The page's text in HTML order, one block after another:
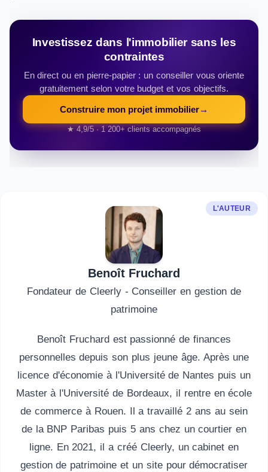
Investissez dans l'immobilier sans les
contraintes
En direct ou en pierre-papier : un conseiller vous oriente
gratuitement selon votre budget et vos objectifs.
Construire mon projet immobilier→
★ 4,9/5 · 1 200+ clients accompagnés
L'AUTEUR
Benoît Fruchard
Fondateur de Cleerly - Conseiller en gestion de
patrimoine
Benoît Fruchard est passionné de finances
personnelles depuis son plus jeune âge. Après une
licence d'économie à l'Université de Nantes puis un
Master à l'Université de Bordeaux, il rentre en école
de commerce à Rouen. Il a travaillé 2 ans au sein
de la BNP Paribas puis 5 ans chez un courtier en
ligne. En 2021, il a créé Cleerly, un cabinet en
gestion de patrimoine et un site pour démocratiser